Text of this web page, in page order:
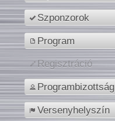
Szponzorok
Program
Regisztráció
Programbizottság
Versenyhelyszín